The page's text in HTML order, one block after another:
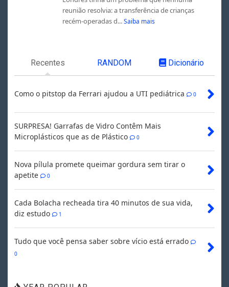
reunião resolvia: a transferência de crianças
recém-operadas d... Saiba mais
Recentes RANDOM Dicionário
Como o pitstop da Ferrari ajudou a UTI pediátrica 0
SURPRESA! Garrafas de Vidro Contêm Mais
Microplásticos que as de Plástico
0
Nova pílula promete queimar gordura sem tirar o
apetite
0
Cada Bolacha recheada tira 40 minutos de sua vida,
diz estudo
1
Tudo que você pensa saber sobre vício está errado
0